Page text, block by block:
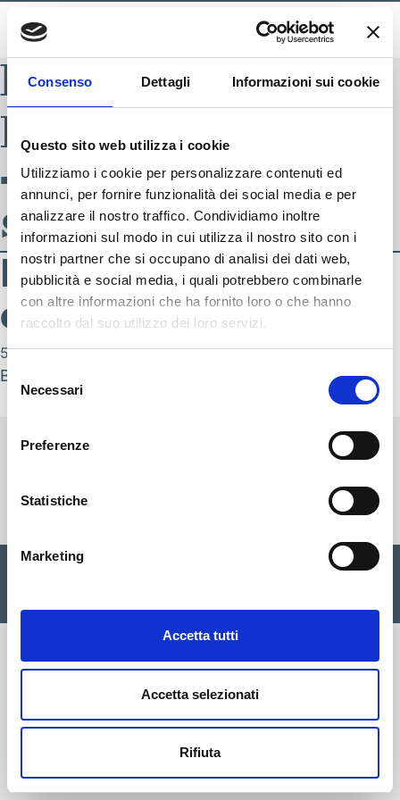
Consenso Dettagli Informazioni sui cookie
Questo sito web utilizza i cookie
Utilizziamo i cookie per personalizzare contenuti ed
annunci, per fornire funzionalità dei social media e per
analizzare il nostro traffico. Condividiamo inoltre
informazioni sul modo in cui utilizza il nostro sito con i
nostri partner che si occupano di analisi dei dati web,
pubblicità e social media, i quali potrebbero combinarle
con altre informazioni che ha fornito loro o che hanno
raccolto dal suo utilizzo dei loro servizi.
Selezione
delNecessari
Preferenze
Statistiche
Marketing
Accetta tutti
Accetta selezionati
Rifiuta
BLADE INDEX
ELLESSE3628
– AI22 donna
sportswear
ELLESSE3628 – AI22
donna sportswear
5 Settembre 2022
By
SEGUICI SU
Cisalfa Sport SpA Via Boccea, 496 - 00166 Roma C.F. P.IVA.
€ 28.353.142,00 I.V. |Privacy Policy|Cookie|Credits